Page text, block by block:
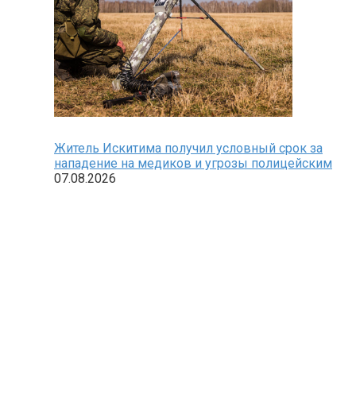
Житель Искитима получил условный срок за
нападение на медиков и угрозы полицейским
07.08.2026